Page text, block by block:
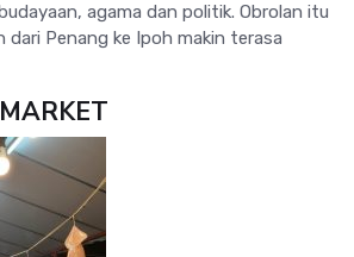
agama dan politik. Obrolan itu
dari Penang ke Ipoh makin terasa